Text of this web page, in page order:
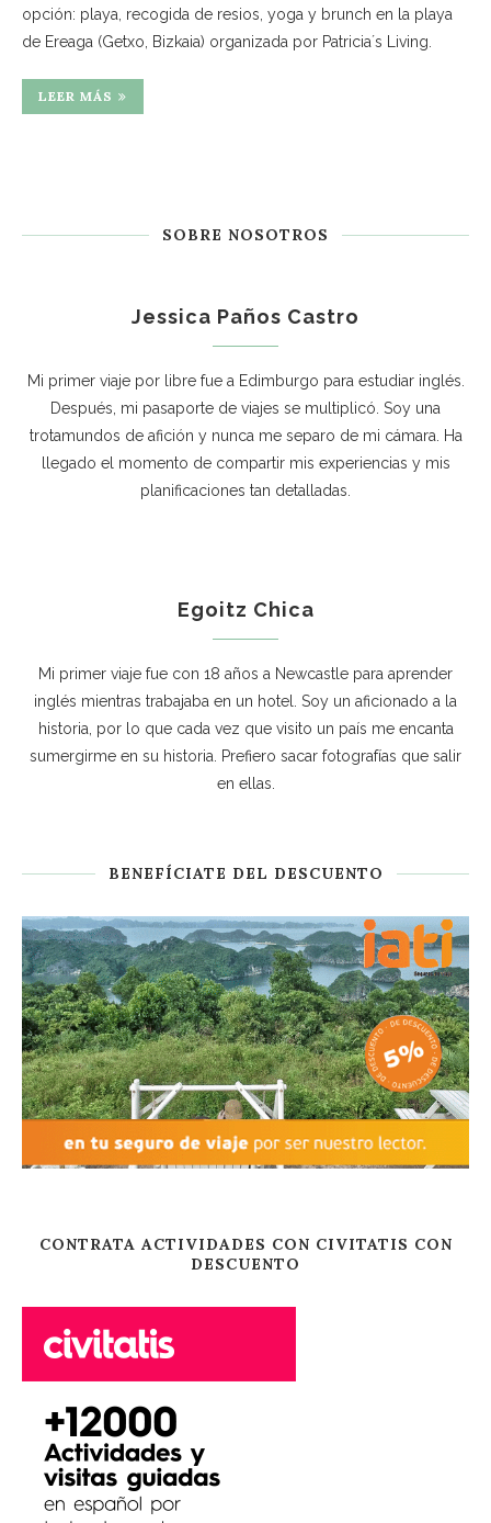
opción: playa, recogida de resios, yoga y brunch en la playa
de Ereaga (Getxo, Bizkaia) organizada por Patricia´s Living.
LEER MÁS
SOBRE NOSOTROS
Jessica Paños Castro
Mi primer viaje por libre fue a Edimburgo para estudiar inglés.
Después, mi pasaporte de viajes se multiplicó. Soy una
trotamundos de afición y nunca me separo de mi cámara. Ha
llegado el momento de compartir mis experiencias y mis
planificaciones tan detalladas.
Egoitz Chica
Mi primer viaje fue con 18 años a Newcastle para aprender
inglés mientras trabajaba en un hotel. Soy un aficionado a la
historia, por lo que cada vez que visito un país me encanta
sumergirme en su historia. Prefiero sacar fotografías que salir
en ellas.
BENEFÍCIATE DEL DESCUENTO
CONTRATA ACTIVIDADES CON CIVITATIS CON
DESCUENTO